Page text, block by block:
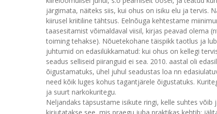
järgimata, näiteks siis, kui ohus on isiku elu ja tervis.
kiirusel kriitiline tähtsus. Eelnõuga kehtestame
taasesitamist võimaldaval viisil, kirjas peavad olema
toiming tehakse). Nõuetekohane täispikk taotlus ja
juhtumid on edasilükkamatud: kui ohus on kellegi
seadus selliseid piiranguid ei sea. 2010. aastal oli
õigustamatuks, ühel juhul seadustas loa nn
need kõik luges kohus tagantjärele õigustatuks.
ja suurt narkokuritegu.
Neljandaks täpsustame isikute ringi, kelle suhtes